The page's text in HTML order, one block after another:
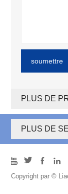
soumettre
PLUS DE
PLUS DE
   
Copyright par ©